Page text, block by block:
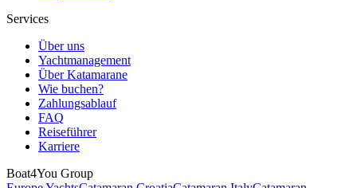
Services
Über uns
Yachtmanagement
Über Katamarane
Wie buchen?
Zahlungsablauf
FAQ
Reiseführer
Karriere
Boat4You Group